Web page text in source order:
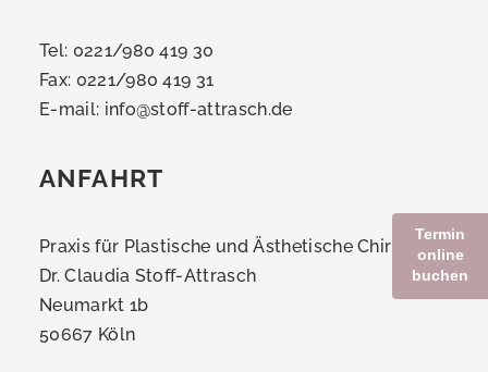
Tel: 0221/980 419 30
Fax: 0221/980 419 31
E-mail: info@stoff-attrasch.de
ANFAHRT
Praxis für Plastische und Ästhetische Chirurgie
Dr. Claudia Stoff-Attrasch
Neumarkt 1b
50667 Köln
Termin
online
buchen